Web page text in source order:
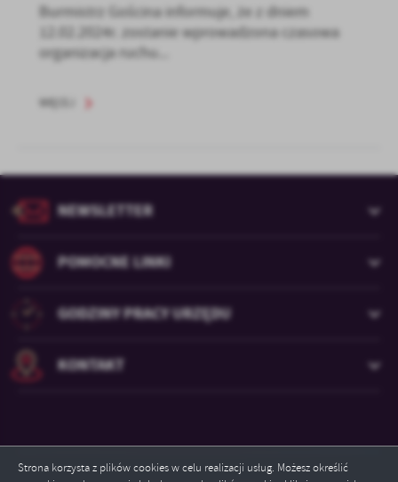
Strona korzysta z plików cookies w celu realizacji usług. Możesz określić
Burmistrz Gościna informuje, że z dniem
12.02.2024r. zostanie wprowadzona czasowa
organizacja ruchu...
POMOCNE LINKI
NEWSLETTER
GODZINY PRACY URZĘDU
KONTAKT